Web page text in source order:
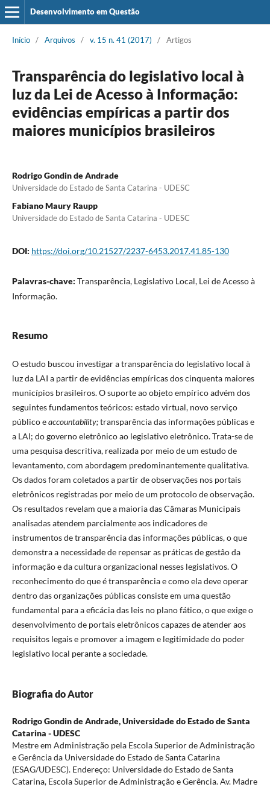
Desenvolvimento em Questão
Início / Arquivos / v. 15 n. 41 (2017) / Artigos
Transparência do legislativo local à
luz da Lei de Acesso à Informação:
evidências empíricas a partir dos
maiores municípios brasileiros
Rodrigo Gondin de Andrade
Universidade do Estado de Santa Catarina - UDESC
Fabiano Maury Raupp
Universidade do Estado de Santa Catarina - UDESC
DOI: https://doi.org/10.21527/2237-6453.2017.41.85-130
Palavras-chave: Transparência, Legislativo Local, Lei de Acesso à
Informação.
Resumo
O estudo buscou investigar a transparência do legislativo local à
luz da LAI a partir de evidências empíricas dos cinquenta maiores
municípios brasileiros. O suporte ao objeto empírico advém dos
seguintes fundamentos teóricos: estado virtual, novo serviço
público eaccountability;transparência das informações públicas e
a LAI; do governo eletrônico ao legislativo eletrônico. Trata-se de
uma pesquisa descritiva, realizada por meio de um estudo de
levantamento, com abordagem predominantemente qualitativa.
Os dados foram coletados a partir de observações nos portais
eletrônicos registradas por meio de um protocolo de observação.
Os resultados revelam que a maioria das Câmaras Municipais
analisadas atendem parcialmente aos indicadores de
instrumentos de transparência das informações públicas, o que
demonstra a necessidade de repensar as práticas de gestão da
informação e da cultura organizacional nesses legislativos. O
reconhecimento do que é transparência e como ela deve operar
dentro das organizações públicas consiste em uma questão
fundamental para a eficácia das leis no plano fático, o que exige o
desenvolvimento de portais eletrônicos capazes de atender aos
requisitos legais e promover a imagem e legitimidade do poder
legislativo local perante a sociedade.
Biografia do Autor
Rodrigo Gondin de Andrade,Universidade do Estado de Santa
Catarina - UDESC
Mestre em Administração pela Escola Superior de Administração
e Gerência da Universidade do Estado de Santa Catarina
(ESAG/UDESC). Endereço: Universidade do Estado de Santa
Catarina, Escola Superior de Administração e Gerência. Av. Madre